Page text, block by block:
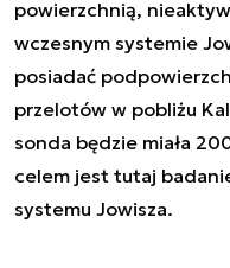
powierzchnią,
wczesnym systemie
posiadać
przelotów w pobliżu
sonda będzie miała
celem jest tutaj
systemu Jowisza.